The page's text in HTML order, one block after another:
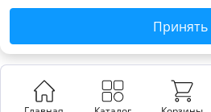
Принять